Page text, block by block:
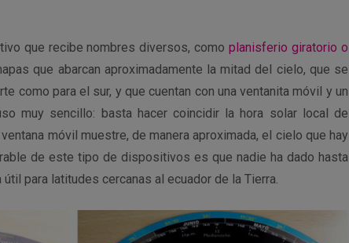
que recibe nombres diversos, comoplanisferio giratorio o
que abarcan aproximadamente la mitad del cielo, que se
como para el sur, y que cuentan con una ventanita móvil y un
muy sencillo: basta hacer coincidir la hora solar local de
móvil muestre, de manera aproximada, el cielo que hay
de este tipo de dispositivos es que nadie ha dado hasta
para latitudes cercanas al ecuador de la Tierra.